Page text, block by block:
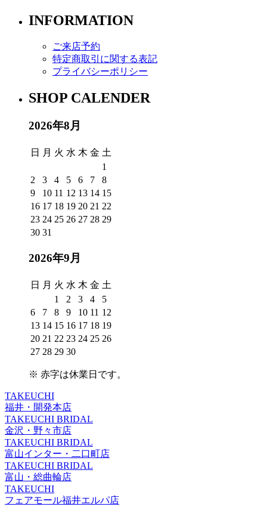
INFORMATION
ご来店予約
特定商取引に関する表記
プライバシーポリシー
SHOP CALENDER
2026年8月
日 月 火 水 木 金 土
1
2
3 4 5 6 7
8
9
10 11 12 13 14 15
16 17 18 19 20 21 22
23 24 25 26 27 28 29
30 31
2026年9月
日 月 火 水 木 金 土
1
2 3 4
5
6
7 8 9 10 11 12
13 14 15 16 17 18 19
20 21 22 23 24 25 26
27 28 29 30
※ 赤字は休業日 です。
TAKEUCHI
福井・開発本店
TAKEUCHI BRIDAL
金沢・野々市店
TAKEUCHI BRIDAL
富山インター・二口町店
TAKEUCHI BRIDAL
富山・総曲輪店
TAKEUCHI
フェアモール福井エルパ店